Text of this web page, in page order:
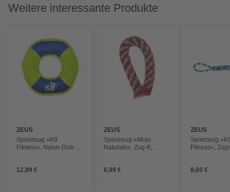
Weitere interessante Produkte
ZEUS
Spielzeug »K9
Fitness«, Nylon-Diskus,
12,99 €
ZEUS
Spielzeug »Mojo
Naturals«, Zug-8,
6,99 €
ZEUS
Spielzeug
Fitness«,
8,69 €